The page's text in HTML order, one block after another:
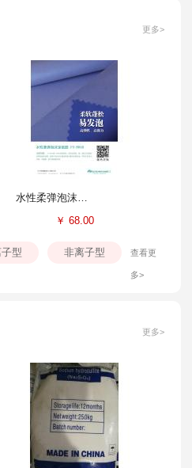
更多>
水性柔弹泡沫涂层胶FS-804B
￥ 68.00
子型 非离子型 查看更
多>
更多>